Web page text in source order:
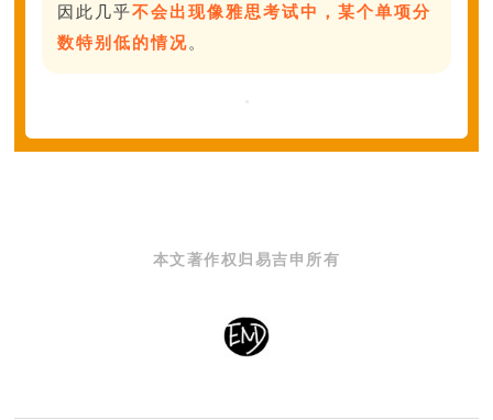
因此几乎不会出现像雅思考试中，某个单项分
数特别低的情况。
本文著作权归易吉申所有